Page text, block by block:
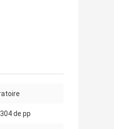
de pp